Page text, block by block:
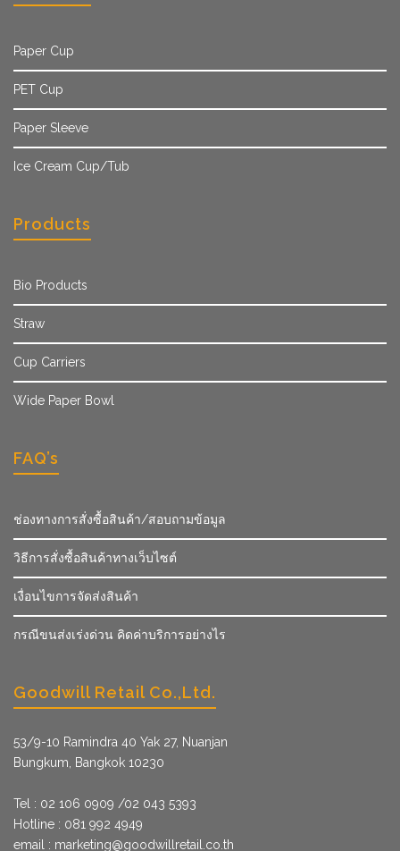
Paper Cup
PET Cup
Paper Sleeve
Ice Cream Cup/Tub
Products
Bio Products
Straw
Cup Carriers
Wide Paper Bowl
FAQ’s
ช่องทางการสั่งซื้อสินค้า/สอบถามข้อมูล
วิธีการสั่งซื้อสินค้าทางเว็บไซต์
เงื่อนไขการจัดส่งสินค้า
กรณีขนส่งเร่งด่วน คิดค่าบริการอย่างไร
Goodwill Retail Co.,Ltd.
53/9­-10 Ramindra 40 Yak 27, Nuanjan
Bungkum, Bangkok 10230
Tel : 02 106 0909 /02 043 5393
Hotline : 081 992 4949
email : marketing@goodwillretail.co.th